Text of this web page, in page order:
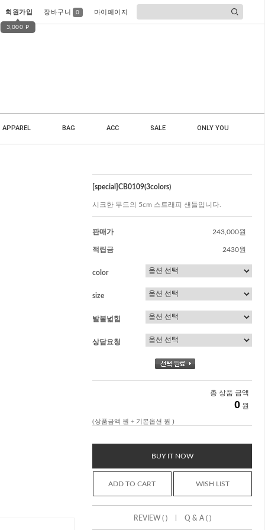
회원가입
3,000 P
장바구니 0 마이페이지
APPAREL BAG ACC SALE ONLY YOU
[special]CB0109(3colors)
시크한 무드의 5cm 스트래피 샌들입니다.
판매가 243,000원
적립금 2430원
color
size
발볼넓힘
상담요청
총 상품 금액
0 원
(상품금액 원 + 기본옵션 원 )
BUY IT NOW
ADD TO CART WISH LIST
REVIEW ( ) Q & A ( )